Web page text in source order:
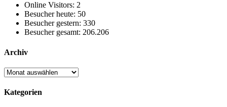
Online Visitors: 2
Besucher heute: 50
Besucher gestern: 330
Besucher gesamt: 206.206
Archiv
Archiv
Kategorien